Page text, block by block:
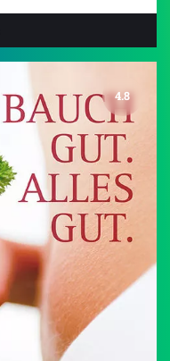
4.8